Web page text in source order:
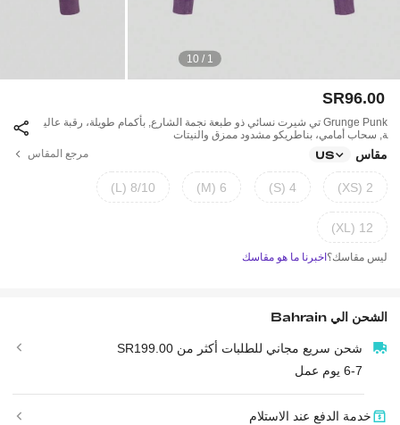
1 / 10
SR96.00
Grunge Punk تي شيرت نسائي ذو طبعة نجمة الشارع, بأكمام طويلة، رقبة عالي
ة, سحاب أمامي، بناطريكو مشدود ممزق والنيتات
مقاس US مرجع المقاس
2 (XS)
4 (S)
6 (M)
8/10 (L)
12 (XL)
ليس مقاسك؟اخبرنا ما هو مقاسك
الشحن اليBahrain
شحن سريع مجاني للطلبات أكثر من SR199.00
6-7 يوم عمل
خدمة الدفع عند الاستلام